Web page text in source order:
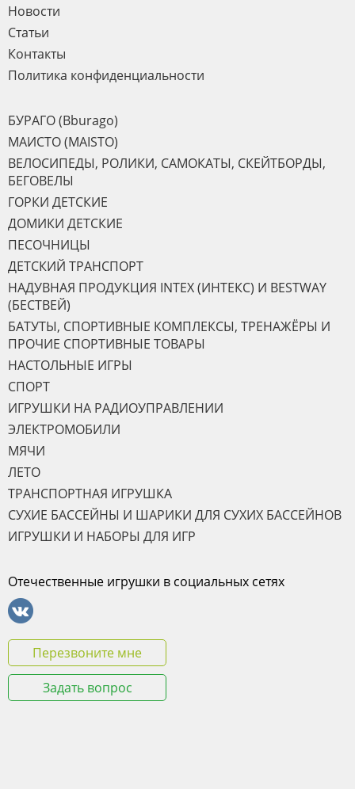
Новости
Статьи
Контакты
Политика конфиденциальности
БУРАГО (Bburago)
МАИСТО (MAISTO)
ВЕЛОСИПЕДЫ, РОЛИКИ, САМОКАТЫ, СКЕЙТБОРДЫ,
БЕГОВЕЛЫ
ГОРКИ ДЕТСКИЕ
ДОМИКИ ДЕТСКИЕ
ПЕСОЧНИЦЫ
ДЕТСКИЙ ТРАНСПОРТ
НАДУВНАЯ ПРОДУКЦИЯ INTEX (ИНТЕКС) И BESTWAY
(БЕСТВЕЙ)
БАТУТЫ, СПОРТИВНЫЕ КОМПЛЕКСЫ, ТРЕНАЖЁРЫ И
ПРОЧИЕ СПОРТИВНЫЕ ТОВАРЫ
НАСТОЛЬНЫЕ ИГРЫ
СПОРТ
ИГРУШКИ НА РАДИОУПРАВЛЕНИИ
ЭЛЕКТРОМОБИЛИ
МЯЧИ
ЛЕТО
ТРАНСПОРТНАЯ ИГРУШКА
СУХИЕ БАССЕЙНЫ И ШАРИКИ ДЛЯ СУХИХ БАССЕЙНОВ
ИГРУШКИ И НАБОРЫ ДЛЯ ИГР
Отечественные игрушки в социальных сетях
Перезвоните мне
Задать вопрос